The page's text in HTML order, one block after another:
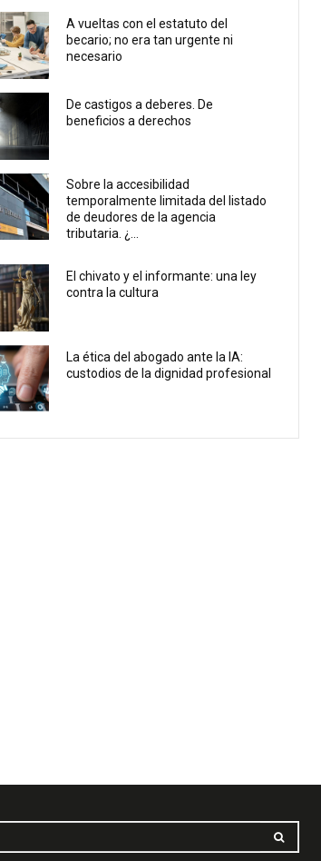
A vueltas con el estatuto del
becario; no era tan urgente ni
necesario
De castigos a deberes. De
beneficios a derechos
Sobre la accesibilidad
temporalmente limitada del listado
de deudores de la agencia
tributaria. ¿...
El chivato y el informante: una ley
contra la cultura
La ética del abogado ante la IA:
custodios de la dignidad profesional